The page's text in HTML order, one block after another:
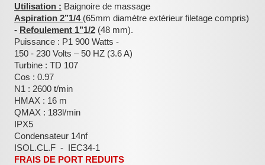
Utilisation : Baignoire de massage
Aspiration 2’’1/4 (65mm diamètre extérieur filetage compris)
- Refoulement 1’’1/2 (48 mm).
Puissance : P1 900 Watts -
150 - 230 Volts – 50 HZ (3.6 A)
Turbine : TD 107
Cos : 0.97
N1 : 2600 t/min
HMAX : 16 m
QMAX : 183l/min
IPX5
Condensateur 14nf
ISOL.CL.F - IEC34-1
FRAIS DE PORT REDUITS